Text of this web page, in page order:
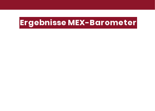
Ergebnisse MEX-Barometer